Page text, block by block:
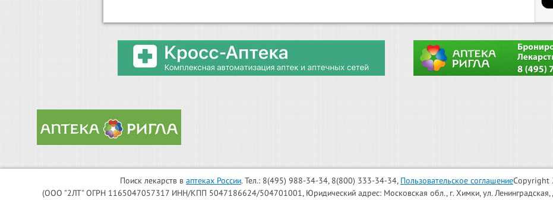
Поиск лекарств в аптеках России. Тел.: 8(495) 988-34-34, 8(800) 333-34-34, Пользовательское соглашениеCopyright
(ООО "2ЛТ" ОГРН 1165047057317 ИНН/КПП 5047186624/504701001, Юридический адрес: Московская обл., г. Химки, ул.